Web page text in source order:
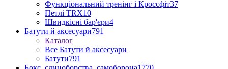
Функціональний тренінг і Кроссфіт37
Петлі TRX10
Швидкісні бар'єри4
Батути й аксесуари791
Каталог
Все Батути й аксесуари
Батути791